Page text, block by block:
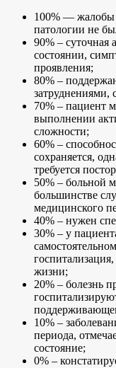
100% — жалобы
патологии не
90% – суточная
состоянии,
проявления;
80% –
затруднениями,
70% – пациент
выполнении
сложности;
60% –
сохраняется,
требуется
50% – больной
большинстве
медицинского
40% – нужен
30% – у
жизни;
20% – болезнь
10% –
периода,
состояние;
0% –